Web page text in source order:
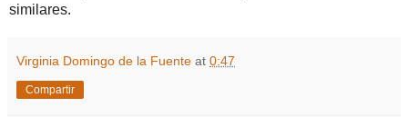
similares.
Virginia Domingo de la Fuente at 0:47
Compartir